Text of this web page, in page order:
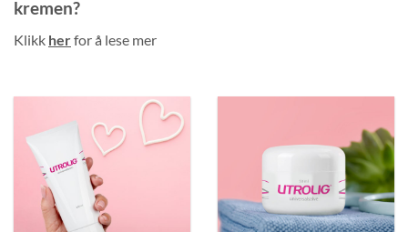
kremen?
Klikk herfor å lese mer